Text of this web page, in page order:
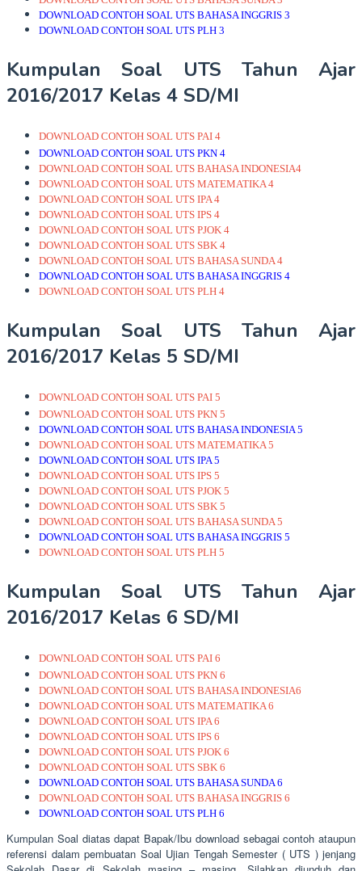
DOWNLOAD CONTOH SOAL UTS BAHASA INGGRIS 3
DOWNLOAD CONTOH SOAL UTS PLH 3
Kumpulan Soal UTS Tahun Ajar
2016/2017 Kelas 4 SD/MI
DOWNLOAD CONTOH SOAL UTS PAI 4
DOWNLOAD CONTOH SOAL UTS PKN 4
DOWNLOAD CONTOH SOAL UTS BAHASA INDONESIA4
DOWNLOAD CONTOH SOAL UTS MATEMATIKA 4
DOWNLOAD CONTOH SOAL UTS IPA 4
DOWNLOAD CONTOH SOAL UTS IPS 4
DOWNLOAD CONTOH SOAL UTS PJOK 4
DOWNLOAD CONTOH SOAL UTS SBK 4
DOWNLOAD CONTOH SOAL UTS BAHASA SUNDA 4
DOWNLOAD CONTOH SOAL UTS BAHASA INGGRIS 4
DOWNLOAD CONTOH SOAL UTS PLH 4
Kumpulan Soal UTS Tahun Ajar
2016/2017 Kelas 5 SD/MI
DOWNLOAD CONTOH SOAL UTS PAI 5
DOWNLOAD CONTOH SOAL UTS PKN 5
DOWNLOAD CONTOH SOAL UTS BAHASA INDONESIA 5
DOWNLOAD CONTOH SOAL UTS MATEMATIKA 5
DOWNLOAD CONTOH SOAL UTS IPA 5
DOWNLOAD CONTOH SOAL UTS IPS 5
DOWNLOAD CONTOH SOAL UTS PJOK 5
DOWNLOAD CONTOH SOAL UTS SBK 5
DOWNLOAD CONTOH SOAL UTS BAHASA SUNDA 5
DOWNLOAD CONTOH SOAL UTS BAHASA INGGRIS 5
DOWNLOAD CONTOH SOAL UTS PLH 5
Kumpulan Soal UTS Tahun Ajar
2016/2017 Kelas 6 SD/MI
DOWNLOAD CONTOH SOAL UTS PAI 6
DOWNLOAD CONTOH SOAL UTS PKN 6
DOWNLOAD CONTOH SOAL UTS BAHASA INDONESIA6
DOWNLOAD CONTOH SOAL UTS MATEMATIKA 6
DOWNLOAD CONTOH SOAL UTS IPA 6
DOWNLOAD CONTOH SOAL UTS IPS 6
DOWNLOAD CONTOH SOAL UTS PJOK 6
DOWNLOAD CONTOH SOAL UTS SBK 6
DOWNLOAD CONTOH SOAL UTS BAHASA SUNDA 6
DOWNLOAD CONTOH SOAL UTS BAHASA INGGRIS 6
DOWNLOAD CONTOH SOAL UTS PLH 6
Kumpulan Soal diatas dapat Bapak/Ibu download sebagai contoh ataupun
referensi dalam pembuatan Soal Ujian Tengah Semester ( UTS ) jenjang